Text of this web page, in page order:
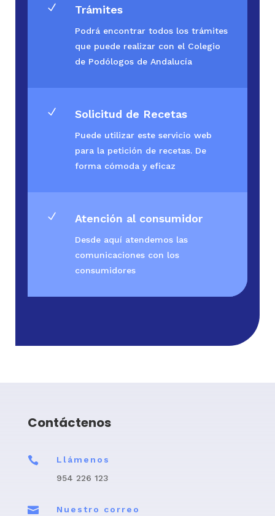
N Trámites
Podrá encontrar todos los trámites
que puede realizar con el Colegio
de Podólogos de Andalucía
N Solicitud de Recetas
Puede utilizar este servicio web
para la petición de recetas. De
forma cómoda y eficaz
N Atención al consumidor
Desde aquí atendemos las
comunicaciones con los
consumidores
Contáctenos

Llámenos
954 226 123

Nuestro correo